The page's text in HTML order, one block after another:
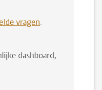
vragen.
dashboard,